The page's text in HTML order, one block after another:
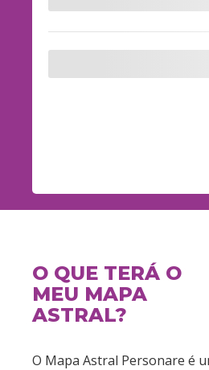
O QUE TERÁ O
MEU MAPA
ASTRAL?
O Mapa Astral Personare é